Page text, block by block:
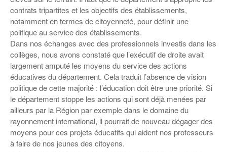
contrats tripartites et les objectifs des établissements,
notamment en termes de citoyenneté, pour définir une
politique au service des établissements.
Dans nos échanges avec des professionnels investis dans les
collèges, nous avons constaté que l’exécutif de droite avait
largement amputé les moyens du service des actions
éducatives du département. Cela traduit l’absence de vision
politique de cette majorité : l’éducation doit être une priorité. Si
le département stoppe les actions qui sont déjà menées par
ailleurs par la Région par exemple dans le domaine du
rayonnement international, il pourrait de nouveau dégager des
moyens pour ces projets éducatifs qui aident nos professeurs
à faire de nos jeunes des citoyens.